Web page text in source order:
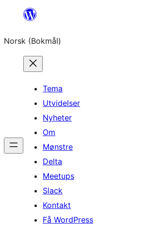
Hopp
innhold
Norsk (Bokmål)
Tema
Utvidelser
Nyheter
Om
Mønstre
Delta
Meetups
Slack
Kontakt
Få WordPress